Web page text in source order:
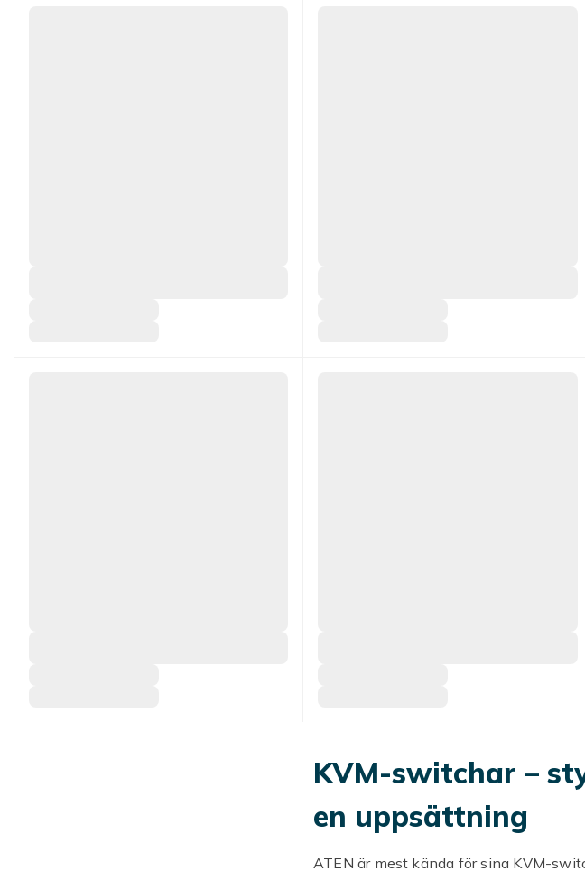
KVM-switchar –
en uppsättning
ATEN är mest kända för sina KVM-